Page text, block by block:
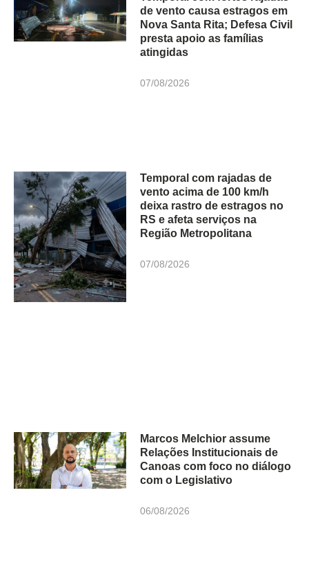
de vento causa estragos em
Nova Santa Rita; Defesa Civil
presta apoio as famílias
atingidas
07/08/2026
Temporal com rajadas de
vento acima de 100 km/h
deixa rastro de estragos no
RS e afeta serviços na
Região Metropolitana
07/08/2026
Marcos Melchior assume
Relações Institucionais de
Canoas com foco no diálogo
com o Legislativo
06/08/2026